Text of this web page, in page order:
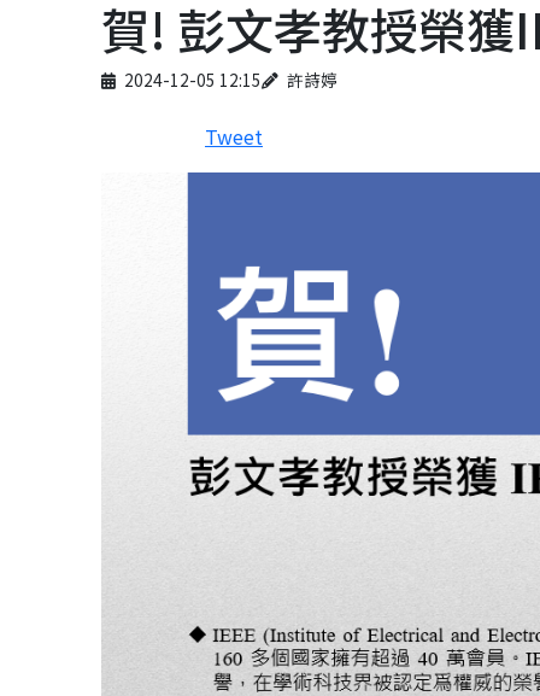
賀! 彭文孝教授榮獲
Published on
2024-12-05 12:15
Author 許詩婷
Tweet